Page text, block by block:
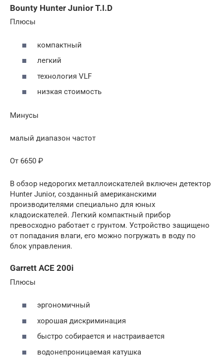
Bounty Hunter Junior T.I.D
Плюсы
компактный
легкий
технология VLF
низкая стоимость
Минусы
малый диапазон частот
От 6650 ₽
В обзор недорогих металлоискателей включен детектор
Hunter Junior, созданный американскими
производителями специально для юных
кладоискателей. Легкий компактный прибор
превосходно работает с грунтом. Устройство защищено
от попадания влаги, его можно погружать в воду по
блок управления.
Garrett ACE 200i
Плюсы
эргономичный
хорошая дискриминация
быстро собирается и настраивается
водонепроницаемая катушка